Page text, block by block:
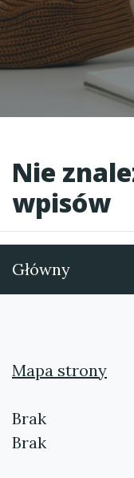
Nie
wpisów
Główny
Mapa strony
Brak
Brak